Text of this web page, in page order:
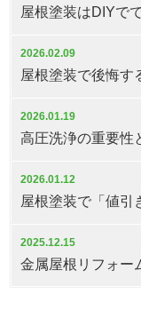
2026.02.09
2026.01.19
高圧洗浄の重要性
2026.01.12
屋根塗装で「値引
2025.12.15
金属屋根リフォー